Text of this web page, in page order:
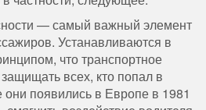
— самый важный элемент
Устанавливаются в
что транспортное
всех, кто попал в
появились в Европе в 1981